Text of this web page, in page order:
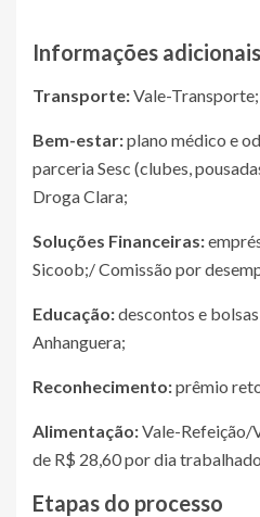
Informações adicionais
Transporte:Vale-Transporte;
Bem-estar:plano médico e
parceria Sesc (clubes,
Droga Clara;
Soluções Financeiras:
Sicoob;/ Comissão por
Educação:descontos e
Anhanguera;
Reconhecimento:prêmio
Alimentação:Vale-Refeição/
de R$ 28,60 por dia
Etapas do processo